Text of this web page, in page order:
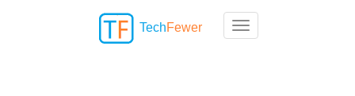
Toggle navigation
TechFewer